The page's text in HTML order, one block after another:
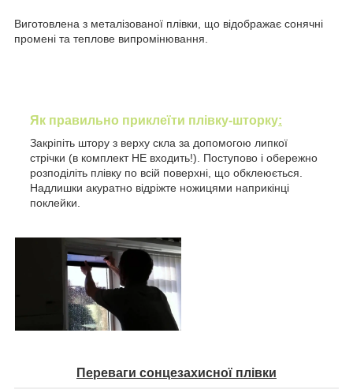
Виготовлена з металізованої плівки, що відображає сонячні
промені та теплове випромінювання.
Як правильно приклеїти плівку-шторку:
Закріпіть штору з верху скла за допомогою липкої
стрічки (в комплект НЕ входить!). Поступово і обережно
розподіліть плівку по всій поверхні, що обклеюється.
Надлишки акуратно відріжте ножицями наприкінці
поклейки.
Переваги сонцезахисної плівки